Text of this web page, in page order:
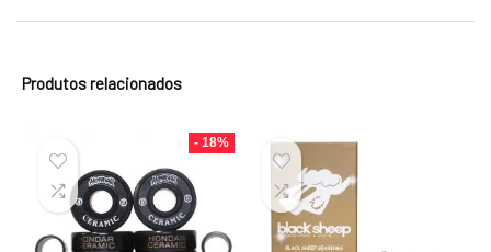
Produtos relacionados
- 18%